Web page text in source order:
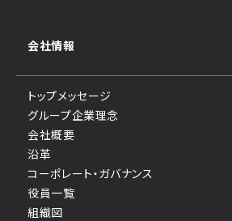
会社情報
トップメッセージ
グループ企業理念
会社概要
沿革
コーポレート・ガバナンス
役員一覧
組織図